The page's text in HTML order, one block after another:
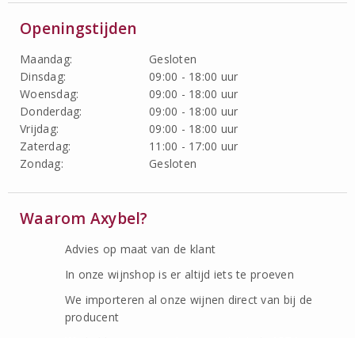
Openingstijden
Maandag:
Gesloten
Dinsdag:
09:00 - 18:00 uur
Woensdag:
09:00 - 18:00 uur
Donderdag:
09:00 - 18:00 uur
Vrijdag:
09:00 - 18:00 uur
Zaterdag:
11:00 - 17:00 uur
Zondag:
Gesloten
Waarom Axybel?
Advies op maat van de klant
In onze wijnshop is er altijd iets te proeven
We importeren al onze wijnen direct van bij de
producent